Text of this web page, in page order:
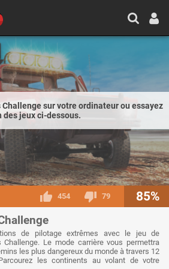
sur votre ordinateur ou essayez
des jeux ci-dessous.
454 79 85%
de pilotage extrêmes avec le jeu de
Le mode carrière vous permettra
les plus dangereux du monde à travers 12
les continents au volant de votre